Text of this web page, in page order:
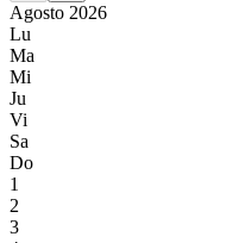
Agosto 2026
Lu
Ma
Mi
Ju
Vi
Sa
Do
1
2
3